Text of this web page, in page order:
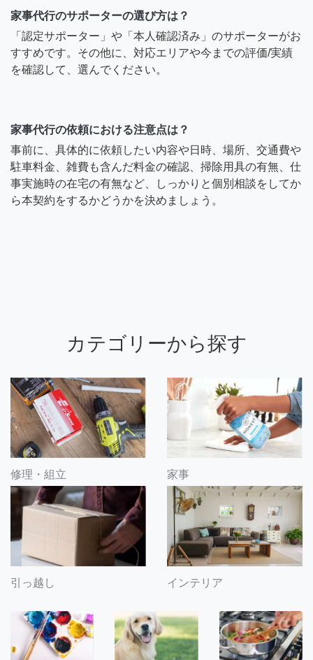
家事代行のサポーターの選び方は？
「認定サポーター」や「本人確認済み」のサポーターがお
すすめです。その他に、対応エリアや今までの評価/実績
を確認して、選んでください。
家事代行の依頼における注意点は？
事前に、具体的に依頼したい内容や日時、場所、交通費や
駐車料金、雑費も含んだ料金の確認、掃除用具の有無、仕
事実施時の在宅の有無など、しっかりと個別相談をしてか
ら本契約をするかどうかを決めましょう。
カテゴリーから探す
修理・組立 家事
引っ越し インテリア